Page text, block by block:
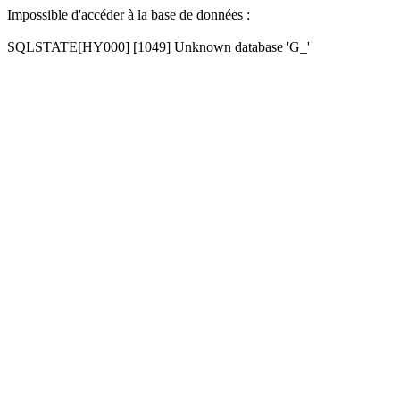
Impossible d'accéder à la base de données :
SQLSTATE[HY000] [1049] Unknown database 'G_'